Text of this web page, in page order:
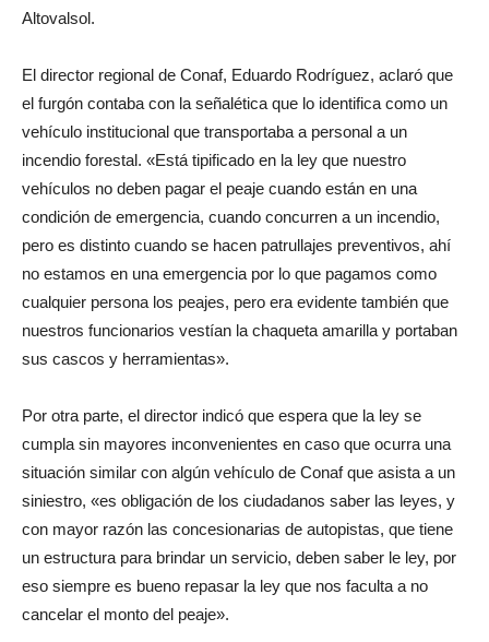
Altovalsol.
El director regional de Conaf, Eduardo Rodríguez, aclaró que
el furgón contaba con la señalética que lo identifica como un
vehículo institucional que transportaba a personal a un
incendio forestal. «Está tipificado en la ley que nuestro
vehículos no deben pagar el peaje cuando están en una
condición de emergencia, cuando concurren a un incendio,
pero es distinto cuando se hacen patrullajes preventivos, ahí
no estamos en una emergencia por lo que pagamos como
cualquier persona los peajes, pero era evidente también que
nuestros funcionarios vestían la chaqueta amarilla y portaban
sus cascos y herramientas».
Por otra parte, el director indicó que espera que la ley se
cumpla sin mayores inconvenientes en caso que ocurra una
situación similar con algún vehículo de Conaf que asista a un
siniestro, «es obligación de los ciudadanos saber las leyes, y
con mayor razón las concesionarias de autopistas, que tiene
un estructura para brindar un servicio, deben saber le ley, por
eso siempre es bueno repasar la ley que nos faculta a no
cancelar el monto del peaje».